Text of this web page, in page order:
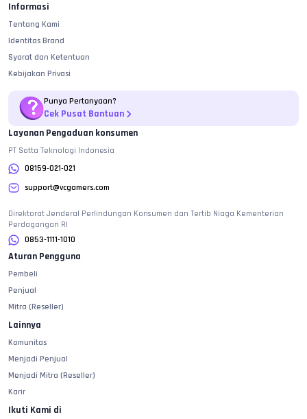
Informasi
Tentang Kami
Identitas Brand
Syarat dan Ketentuan
Kebijakan Privasi
Punya Pertanyaan?
Cek Pusat Bantuan
Layanan Pengaduan konsumen
PT Sotta Teknologi Indonesia
08159-021-021
support@vcgamers.com
Direktorat Jenderal Perlindungan Konsumen dan Tertib Niaga Kementerian
Perdagangan RI
0853-1111-1010
Aturan Pengguna
Pembeli
Penjual
Mitra (Reseller)
Lainnya
Komunitas
Menjadi Penjual
Menjadi Mitra (Reseller)
Karir
Ikuti Kami di